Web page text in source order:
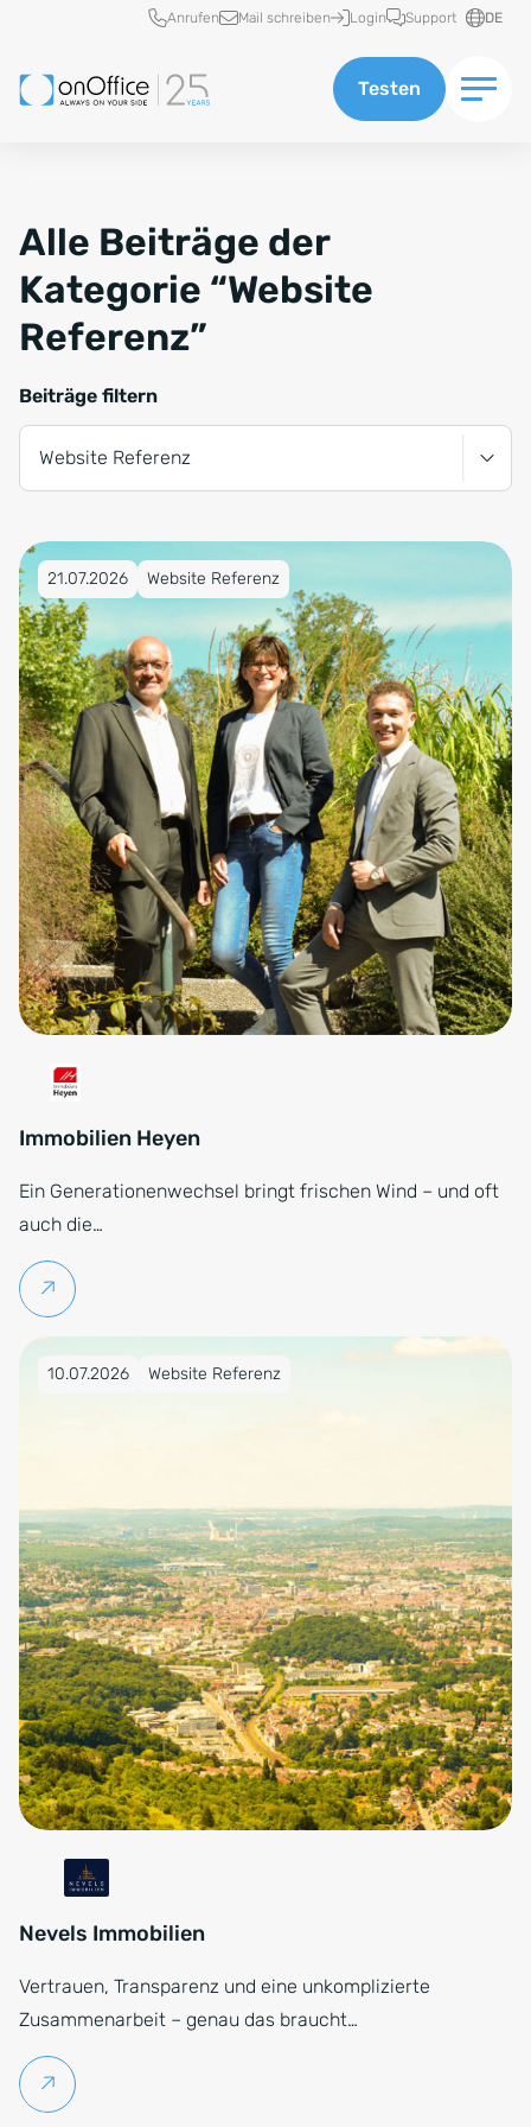
Schnellzugriff
Anrufen Mail schreiben Login Support DE
Testen
Alle Beiträge der
Kategorie “Website
Referenz”
Beiträge filtern
Veröffentlicht am 21.07.2026
21.07.2026 Website Referenz
Immobilien Heyen
Ein Generationenwechsel bringt frischen Wind – und oft
auch die…
Weiterlesen
Veröffentlicht am 10.07.2026
10.07.2026 Website Referenz
Nevels Immobilien
Vertrauen, Transparenz und eine unkomplizierte
Zusammenarbeit – genau das braucht…
Weiterlesen